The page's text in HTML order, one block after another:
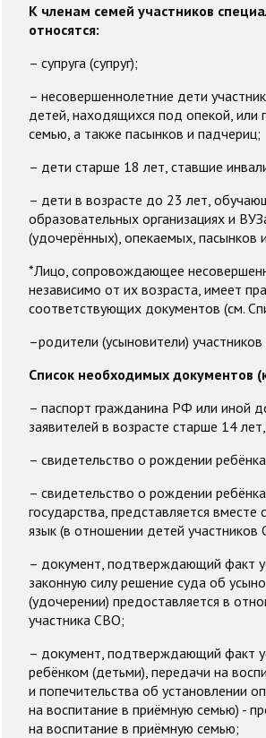
К членам семей участников
относятся:
– супруга (супруг);
– несовершеннолетние дети
детей, находящихся под опекой,
семью, а также пасынков и падчериц;
– дети старше 18 лет, ставшие
– дети в возрасте до 23 лет,
образовательных организациях и
(удочерённых), опекаемых, пасынков
*Лицо, сопровождающее
независимо от их возраста, имеет
соответствующих документов (см.
–родители (усыновители)
Список необходимых документов
– паспорт гражданина РФ или иной
заявителей в возрасте старше 14
– свидетельство о рождении
– свидетельство о рождении
государства, представляется
язык (в отношении детей
– документ, подтверждающий факт
законную силу решение суда об
(удочерении) предоставляется в
участника СВО;
– документ, подтверждающий факт
ребёнком (детьми), передачи на
и попечительства об установлении
на воспитание в приёмную семью) -
на воспитание в приёмную семью;